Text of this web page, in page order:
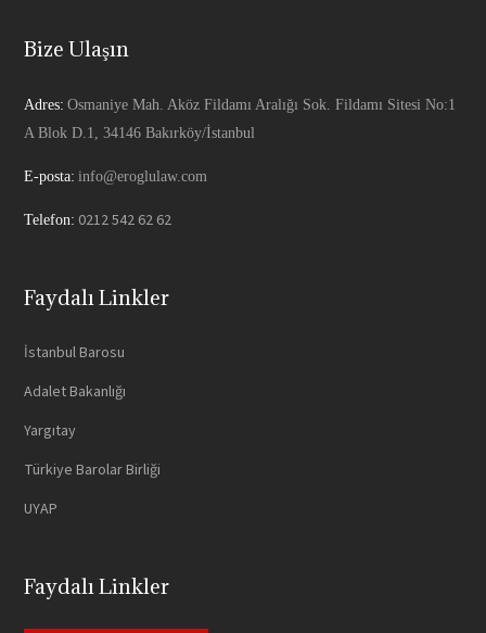
Bize Ulaşın
Adres: Osmaniye Mah. Aköz Fildamı Aralığı Sok. Fildamı Sitesi No:1
A Blok D.1, 34146 Bakırköy/İstanbul
E-posta: info@eroglulaw.com
Telefon: 0212 542 62 62
Faydalı Linkler
İstanbul Barosu
Adalet Bakanlığı
Yargıtay
Türkiye Barolar Birliği
UYAP
Faydalı Linkler